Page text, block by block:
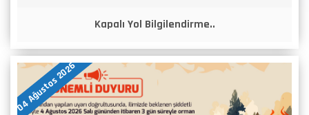
Kapalı Yol Bilgilendirme..
04 Ağustos 2026